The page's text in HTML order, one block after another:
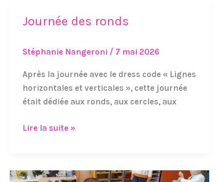
Journée des ronds
Stéphanie Nangeroni / 7 mai 2026
Après la journée avec le dress code « Lignes
horizontales et verticales », cette journée
était dédiée aux ronds, aux cercles, aux
Journée
ronds
Lire la suite »
3,2,1,